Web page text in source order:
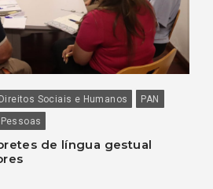
Direitos Sociais e Humanos
PAN
Pessoas
de língua gestual